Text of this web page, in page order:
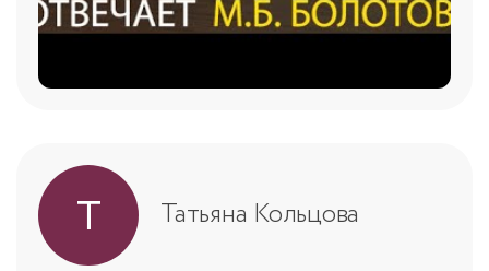
Т Татьяна Кольцова